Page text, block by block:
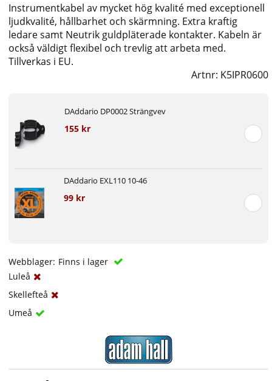
Instrumentkabel av mycket hög kvalité med exceptionell
ljudkvalité, hållbarhet och skärmning. Extra kraftig
ledare samt Neutrik guldpläterade kontakter. Kabeln är
också väldigt flexibel och trevlig att arbeta med.
Tillverkas i EU.
Artnr: K5IPR0600
DAddario DP0002 Strängvev
155 kr
DAddario EXL110 10-46
99 kr
Webblager: Finns i lager
Luleå
Skellefteå
Umeå